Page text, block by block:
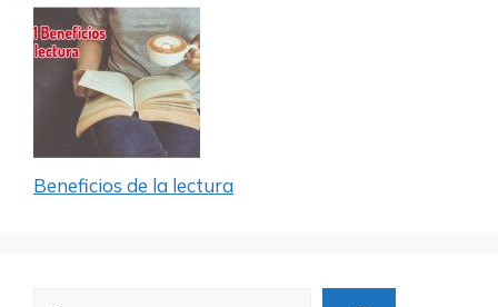
Beneficios de la lectura